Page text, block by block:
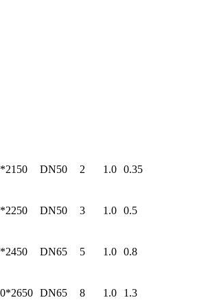
DN50 2 1.0 0.35
DN50 3 1.0 0.5
DN65 5 1.0 0.8
DN65 8 1.0 1.3